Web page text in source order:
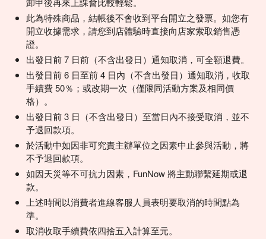
此為特殊商品，結帳後不會收到平台開立之發票。如您有
開立收據需求，請您到店體驗時直接向店家索取銷售憑
證。
出發日前 7 日前（不含出發日）通知取消，可全額退費。
出發日前 6 日至前 4 日內（不含出發日）通知取消，收取
手續費 50％；或改期一次（僅限同活動方案及相同價
格）。
出發日前 3 日（不含出發日）至當日內不接受取消，並不
予退回款項。
於活動中如因非可究責主辦單位之因素中止參與活動，將
不予退回款項。
如因天災等不可抗力因素，FunNow 將主動聯繫延期或退
款。
上述時間以消費者進線客服人員表明要取消的時間點為
準。
取消收取手續費依四捨五入計算至元。